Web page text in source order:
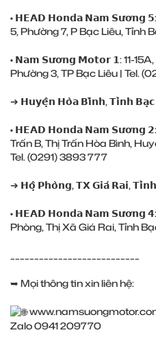
• 𝗛𝗘𝗔𝗗 𝗛𝗼𝗻𝗱𝗮 𝗡𝗮𝗺 𝗦𝘂̛𝗼̛𝗻𝗴 𝟱:
5, Phường 7, P Bạc Liêu, Tỉnh
• 𝗡𝗮𝗺 𝗦𝘂̛𝗼̛𝗻𝗴 𝗠𝗼𝘁𝗼𝗿 𝟭: 11-
Phường 3, TP Bạc Liêu | Tel.
➔ 𝗛𝘂𝘆𝗲̣̂𝗻 𝗛𝗼̀𝗮 𝗕𝗶̀𝗻𝗵, 𝗧𝗶̉𝗻𝗵 𝗕𝗮̣𝗰
• 𝗛𝗘𝗔𝗗 𝗛𝗼𝗻𝗱𝗮 𝗡𝗮𝗺 𝗦𝘂̛𝗼̛𝗻𝗴 𝟮:
Trấn B, Thị Trấn Hòa Bình,
Tel. (0291) 3893 777
➔ 𝗛𝗼̣̂ 𝗣𝗵𝗼̀𝗻𝗴, 𝗧𝗫 𝗚𝗶𝗮́ 𝗥𝗮𝗶,
• 𝗛𝗘𝗔𝗗 𝗛𝗼𝗻𝗱𝗮 𝗡𝗮𝗺 𝗦𝘂̛𝗼̛𝗻𝗴 𝟰:
Phòng, Thị Xã Giá Rai, Tỉnh
➥ Mọi thông tin xin liên hệ:
Zalo 0941 209770